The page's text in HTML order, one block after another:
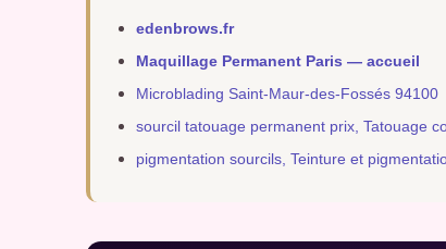
edenbrows.fr
Maquillage Permanent Paris — accueil
Microblading Saint-Maur-des-Fossés 94100
sourcil tatouage permanent prix, Tatouage
pigmentation sourcils, Teinture et